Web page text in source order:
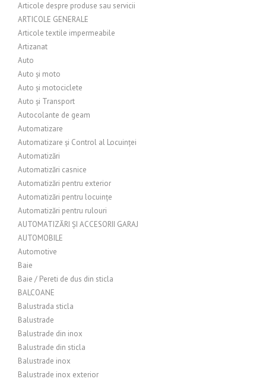
Articole despre produse sau servicii
ARTICOLE GENERALE
Articole textile impermeabile
Artizanat
Auto
Auto și moto
Auto și motociclete
Auto și Transport
Autocolante de geam
Automatizare
Automatizare și Control al Locuinței
Automatizări
Automatizări casnice
Automatizări pentru exterior
Automatizări pentru locuințe
Automatizări pentru rulouri
AUTOMATIZĂRI ȘI ACCESORII GARAJ
AUTOMOBILE
Automotive
Baie
Baie / Pereti de dus din sticla
BALCOANE
Balustrada sticla
Balustrade
Balustrade din inox
Balustrade din sticla
Balustrade inox
Balustrade inox exterior